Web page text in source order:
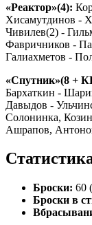
«Реактор»(4):
Хисамутдинов -
Чивилев(2) -
Фавричников -
Галиахметов -
«Спутник»(8 +
Бархаткин -
Давыдов -
Солонинка,
Ашрапов,
Броски: 60
Броски в